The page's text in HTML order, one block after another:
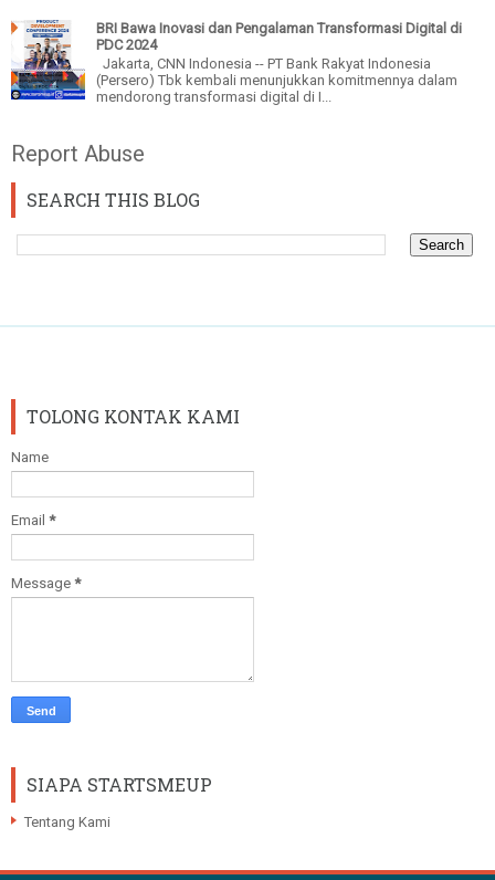
BRI Bawa Inovasi dan Pengalaman Transformasi Digital di
PDC 2024
Jakarta, CNN Indonesia -- PT Bank Rakyat Indonesia
(Persero) Tbk kembali menunjukkan komitmennya dalam
mendorong transformasi digital di I...
Report Abuse
SEARCH THIS BLOG
TOLONG KONTAK KAMI
Name
Email *
Message *
SIAPA STARTSMEUP
Tentang Kami